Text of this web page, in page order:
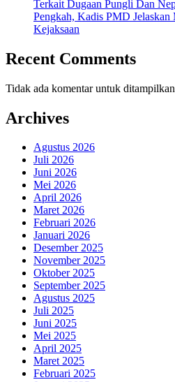
Terkait Dugaan Pungli Dan
Pengkah, Kadis PMD Jelaskan
Kejaksaan
Recent Comments
Tidak ada komentar untuk
Archives
Agustus 2026
Juli 2026
Juni 2026
Mei 2026
April 2026
Maret 2026
Februari 2026
Januari 2026
Desember 2025
November 2025
Oktober 2025
September 2025
Agustus 2025
Juli 2025
Juni 2025
Mei 2025
April 2025
Maret 2025
Februari 2025